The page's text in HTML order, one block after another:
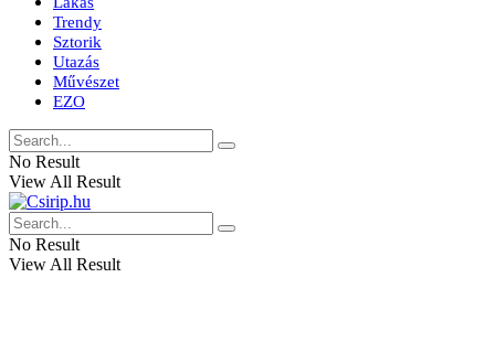
Trendy
Sztorik
Utazás
Művészet
EZO
No Result
View All Result
No Result
View All Result